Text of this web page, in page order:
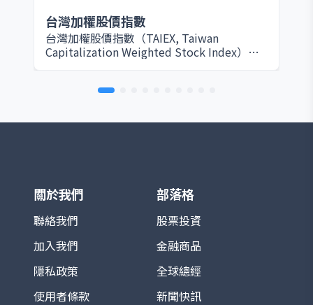
台灣加權股價指數
台灣加權股價指數（TAIEX, Taiwan
Capitalization Weighted Stock Index）由
有在證交所上市的普通股為編製範圍，採用
積電、鴻海等）對指數影響最為顯著。基期
導體及電子製造重鎮，相關族群在指數中權
重極高，使其走勢往往與全球科技產業景氣
循環高度連動。 在投資應用上，TAIEX 不僅
融商品（如期貨、選擇權）以及各類基金的
參考標的。整體而言，台灣加權股價指數能
夠綜合反映台灣經濟與產業發展狀況，是國
際與本地投資人衡量台股的重要指標。
關於我們
聯絡我們
加入我們
隱私政策
使用者條款
部落格
股票投資
金融商品
全球總經
新聞快訊